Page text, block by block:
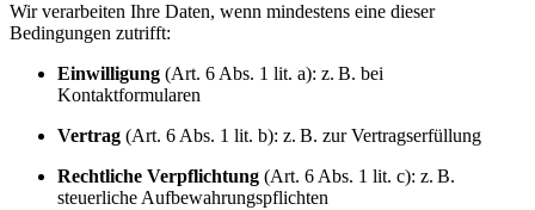
Wir verarbeiten Ihre Daten, wenn mindestens eine dieser
Bedingungen zutrifft:
Einwilligung (Art. 6 Abs. 1 lit. a): z. B. bei
Kontaktformularen
Vertrag (Art. 6 Abs. 1 lit. b): z. B. zur Vertragserfüllung
Rechtliche Verpflichtung (Art. 6 Abs. 1 lit. c): z. B.
steuerliche Aufbewahrungspflichten